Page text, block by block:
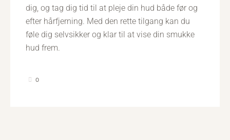
dig, og tag dig tid til at pleje din hud både før og
efter hårfjerning. Med den rette tilgang kan du
føle dig selvsikker og klar til at vise din smukke
hud frem.
0